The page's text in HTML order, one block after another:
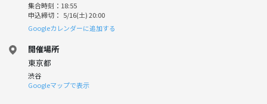
集合時刻：18:55
申込締切： 5/16(土) 20:00
Googleカレンダーに追加する
開催場所
東京都
渋谷
Googleマップで表示